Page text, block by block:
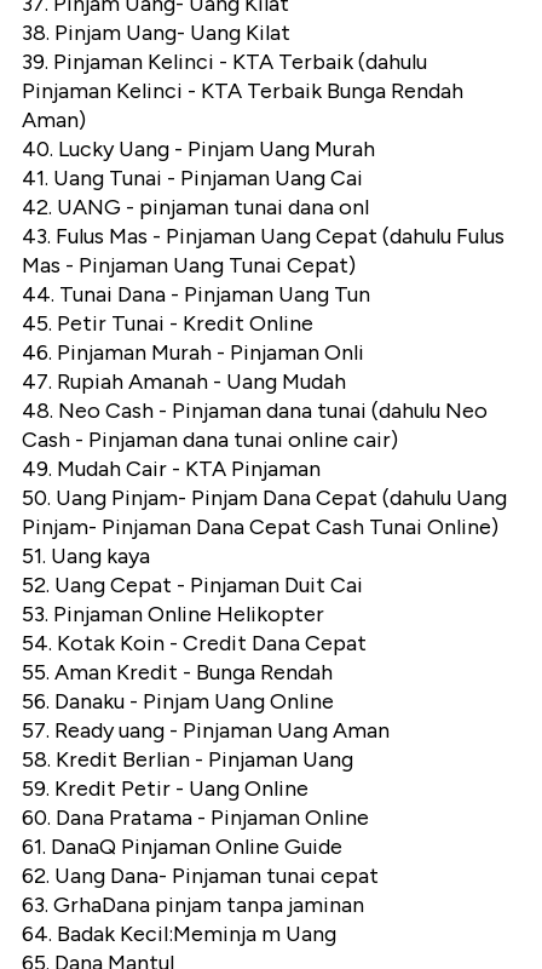
38. Pinjam Uang- Uang Kilat
39. Pinjaman Kelinci - KTA Terbaik (dahulu
Pinjaman Kelinci - KTA Terbaik Bunga Rendah
Aman)
40. Lucky Uang - Pinjam Uang Murah
41. Uang Tunai - Pinjaman Uang Cai
42. UANG - pinjaman tunai dana onl
43. Fulus Mas - Pinjaman Uang Cepat (dahulu Fulus
Mas - Pinjaman Uang Tunai Cepat)
44. Tunai Dana - Pinjaman Uang Tun
45. Petir Tunai - Kredit Online
46. Pinjaman Murah - Pinjaman Onli
47. Rupiah Amanah - Uang Mudah
48. Neo Cash - Pinjaman dana tunai (dahulu Neo
Cash - Pinjaman dana tunai online cair)
49. Mudah Cair - KTA Pinjaman
50. Uang Pinjam- Pinjam Dana Cepat (dahulu Uang
Pinjam- Pinjaman Dana Cepat Cash Tunai Online)
51. Uang kaya
52. Uang Cepat - Pinjaman Duit Cai
53. Pinjaman Online Helikopter
54. Kotak Koin - Credit Dana Cepat
55. Aman Kredit - Bunga Rendah
56. Danaku - Pinjam Uang Online
57. Ready uang - Pinjaman Uang Aman
58. Kredit Berlian - Pinjaman Uang
59. Kredit Petir - Uang Online
60. Dana Pratama - Pinjaman Online
61. DanaQ Pinjaman Online Guide
62. Uang Dana- Pinjaman tunai cepat
63. GrhaDana pinjam tanpa jaminan
64. Badak Kecil:Meminja m Uang
65. Dana Mantul